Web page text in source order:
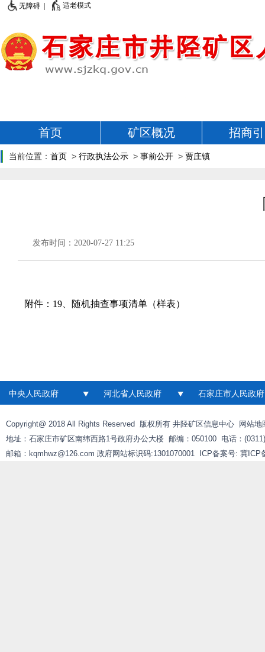
无障碍 | 适老模式
首页 矿区概况 招商
当前位置： 首页 > 行政执法公示 > 事前公开 > 贾庄镇
发布时间：2020-07-27 11:25
附件： 19、随机抽查事项清单（样表）